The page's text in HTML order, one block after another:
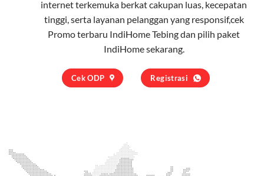
internet terkemuka berkat cakupan luas, kecepatan
tinggi, serta layanan pelanggan yang responsif,cek
Promo terbaru IndiHome Tebing dan pilih paket
IndiHomesekarang.
Cek ODP Registrasi